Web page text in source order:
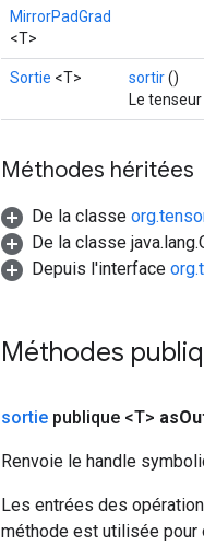
MirrorPadGrad
<T>
Sortie <T> sortir()
Le tenseur
Méthodes héritées
De la classe
De la classe
Depuis l'interface
Méthodes
sortie publique <T> as
Renvoie le handle
Les entrées des
méthode est utilisée pour